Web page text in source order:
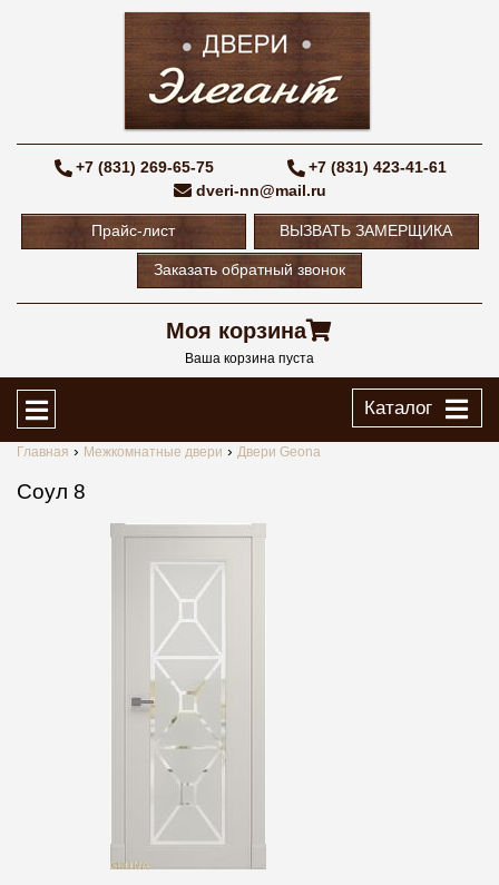
+7 (831) 269-65-75
+7 (831) 423-41-61
dveri-nn@mail.ru
Прайс-лист ВЫЗВАТЬ ЗАМЕРЩИКА
Заказать обратный звонок
Моя корзина
Ваша корзина пуста
Каталог
Главная Межкомнатные двери Двери Geona
Соул 8